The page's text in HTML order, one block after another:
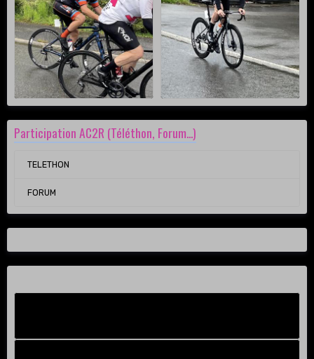
Participation AC2R (Téléthon, Forum...)
TELETHON
FORUM